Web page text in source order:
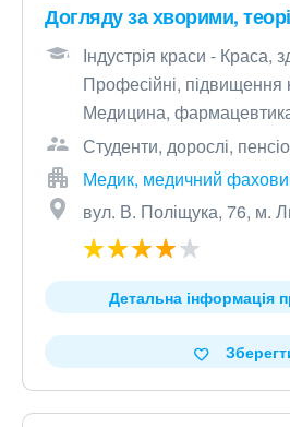
Догляду за хворими,
Індустрія краси - Краса,
Професійні, підвищення
Медицина,
Студенти, дорослі,
Медик, медичний
вул. В. Поліщука, 76, м.
Детальна інформація